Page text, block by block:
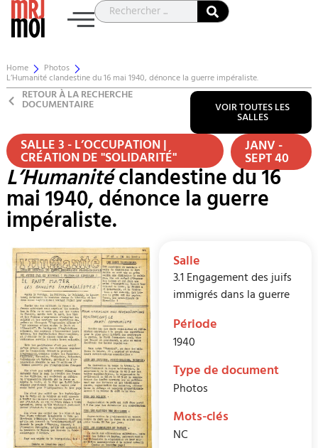
Home Photos
L’Humanité clandestine du 16 mai 1940, dénonce la guerre impéraliste.
RETOUR À LA RECHERCHE
DOCUMENTAIRE VOIR TOUTES LES
SALLES
SALLE 3 - L’OCCUPATION |
CRÉATION DE "SOLIDARITÉ" JANV -
SEPT 40
L’Humanitéclandestine du 16
mai 1940, dénonce la guerre
impéraliste.
Salle
3.1 Engagement des juifs
immigrés dans la guerre
Période
1940
Type de document
Photos
Mots-clés
NC